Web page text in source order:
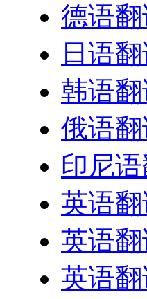
德语
日语
韩语
俄语
印尼
英语
英语
英语